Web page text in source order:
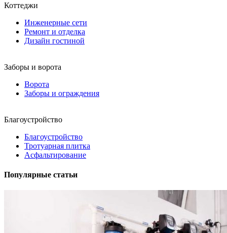
Коттеджи
Инженерные сети
Ремонт и отделка
Дизайн гостиной
Заборы и ворота
Ворота
Заборы и ограждения
Благоустройство
Благоустройство
Тротуарная плитка
Асфальтирование
Популярные статьи